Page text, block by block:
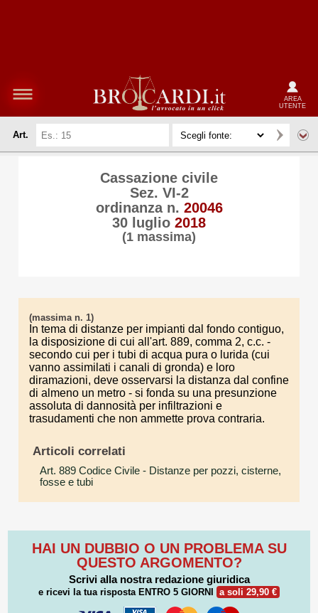
AREA
UTENTE
Art.
Cassazione civile
Sez. VI-2
ordinanza n. 20046
30 luglio 2018
(1 massima)
(massima n. 1)
In tema di distanze per impianti dal fondo contiguo,
la disposizione di cui all'art. 889, comma 2, c.c. -
secondo cui per i tubi di acqua pura o lurida (cui
vanno assimilati i canali di gronda) e loro
diramazioni, deve osservarsi la distanza dal confine
di almeno un metro - si fonda su una presunzione
assoluta di dannosità per infiltrazioni e
trasudamenti che non ammette prova contraria.
Articoli correlati
Art. 889 Codice Civile - Distanze per pozzi, cisterne,
fosse e tubi
HAI UN DUBBIO O UN PROBLEMA SU
QUESTO ARGOMENTO?
Scrivi alla nostra redazione giuridica
e ricevi la tua risposta ENTRO 5 GIORNI a soli 29,90 €